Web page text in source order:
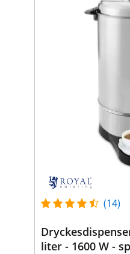
(14)
liter - 1600 W -